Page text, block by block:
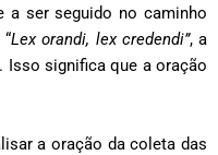
a ser seguido no caminho
Lex orandi, lex credendi”, a
Isso significa que a oração
a oração da coleta das